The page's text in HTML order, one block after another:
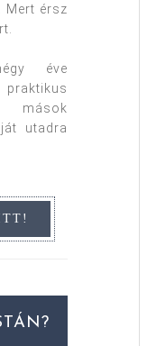
Mert érsz
éve
mások
utadra